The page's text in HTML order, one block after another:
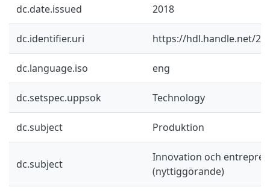
dc.date.issued 2018
dc.identifier.uri https://hdl.handle.net/
dc.language.iso eng
dc.setspec.uppsok Technology
dc.subject Produktion
dc.subject
Innovation och
(nyttiggörande)